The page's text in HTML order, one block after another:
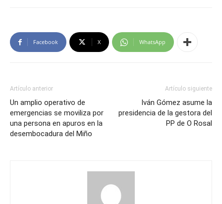
Facebook X WhatsApp
Artículo anterior
Un amplio operativo de
emergencias se moviliza por
una persona en apuros en la
desembocadura del Miño
Artículo siguiente
Iván Gómez asume la
presidencia de la gestora del
PP de O Rosal